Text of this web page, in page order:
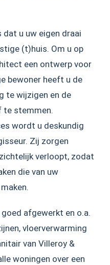
u uw eigen draai
(t)huis. Om u op
een ontwerp voor
bewoner heeft u de
te wijzigen en de
te stemmen.
wordt u deskundig
Zij zorgen
verloopt, zodat
die van uw
afgewerkt en o.a.
vloerverwarming
van Villeroy &
woningen over een